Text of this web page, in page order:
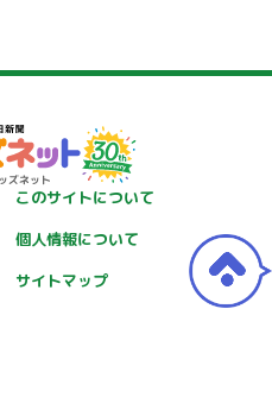
このサイトについて
個人情報について
サイトマップ